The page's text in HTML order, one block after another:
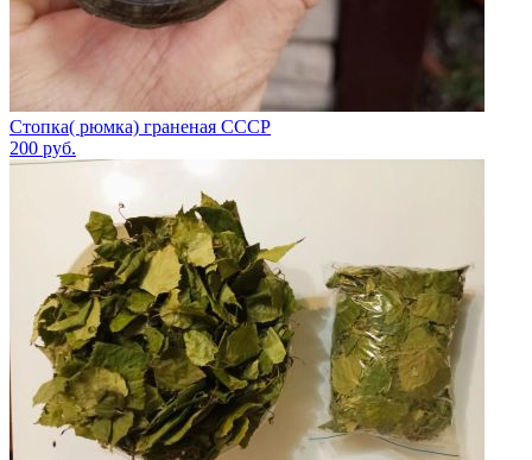
Стопка( рюмка) граненая СССР
200 руб.